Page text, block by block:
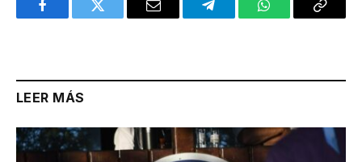
FacebookTwitter Email TelegramWhatsAppCopy
LEER MÁS